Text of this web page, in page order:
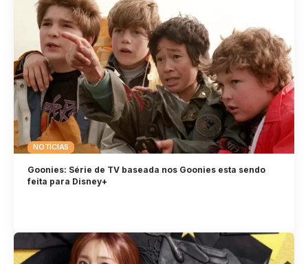
NOTÍCIAS
Goonies: Série de TV baseada nos Goonies esta sendo
feita para Disney+